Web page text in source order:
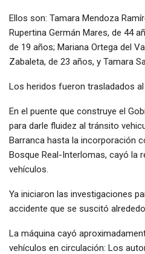
Ellos son: Tamara Mendoza
Rupertina Germán Mares, de 44
de 19 años; Mariana Ortega del
Zabaleta, de 23 años, y Tamara
Los heridos fueron trasladados
En el puente que construye el
para darle fluidez al tránsito
Barranca hasta la incorporación
Bosque Real-Interlomas, cayó la
vehículos.
Ya iniciaron las investigaciones
accidente que se suscitó
La máquina cayó
vehículos en circulación: Los